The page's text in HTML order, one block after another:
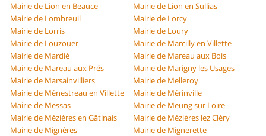
Mairie de Lion en Beauce
Mairie de Lion en Sullias
Mairie de Lombreuil
Mairie de Lorcy
Mairie de Lorris
Mairie de Loury
Mairie de Louzouer
Mairie de Marcilly en Villette
Mairie de Mardié
Mairie de Mareau aux Bois
Mairie de Mareau aux Prés
Mairie de Marigny les Usages
Mairie de Marsainvilliers
Mairie de Melleroy
Mairie de Ménestreau en Villette
Mairie de Mérinville
Mairie de Messas
Mairie de Meung sur Loire
Mairie de Mézières en Gâtinais
Mairie de Mézières lez Cléry
Mairie de Mignères
Mairie de Mignerette